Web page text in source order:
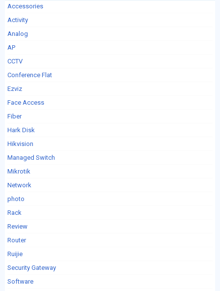
Accessories
Activity
Analog
AP
CCTV
Conference Flat
Ezviz
Face Access
Fiber
Hark Disk
Hikvision
Managed Switch
Mikrotik
Network
photo
Rack
Review
Router
Ruijie
Security Gateway
Software